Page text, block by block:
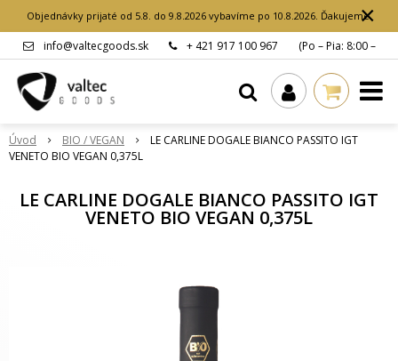
Objednávky prijaté od 5.8. do 9.8.2026 vybavíme po 10.8.2026. Ďakujeme.
×
info@valtecgoods.sk + 421 917 100 967
(Po – Pia: 8:00 –
Úvod BIO / VEGAN
LE CARLINE DOGALE BIANCO PASSITO IGT
VENETO BIO VEGAN 0,375L
LE CARLINE DOGALE BIANCO PASSITO IGT
VENETO BIO VEGAN 0,375L